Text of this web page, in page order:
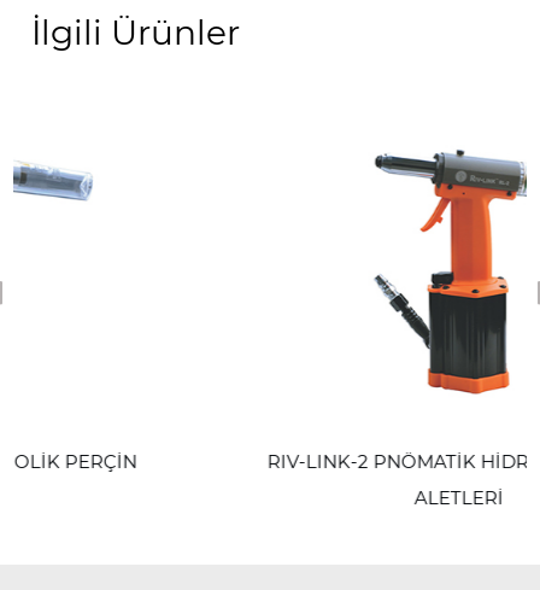
İlgili Ürünler
RIV-LINK-2 PNÖMATİK HİDROLİK PERÇİN